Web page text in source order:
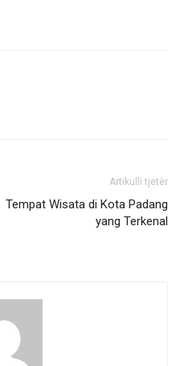
Artikulli tjetër
Tempat Wisata di Kota Padang
yang Terkenal